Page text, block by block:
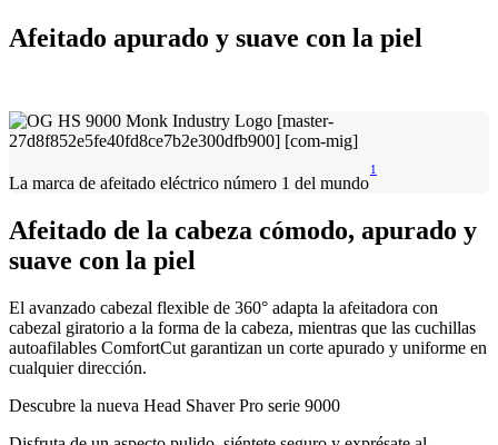
Afeitado apurado y suave con la piel
La marca de afeitado eléctrico número 1 del mundo
1
Afeitado de la cabeza cómodo, apurado y
suave con la piel
El avanzado cabezal flexible de 360° adapta la afeitadora con
cabezal giratorio a la forma de la cabeza, mientras que las cuchillas
autoafilables ComfortCut garantizan un corte apurado y uniforme en
cualquier dirección.
Descubre la nueva Head Shaver Pro serie 9000